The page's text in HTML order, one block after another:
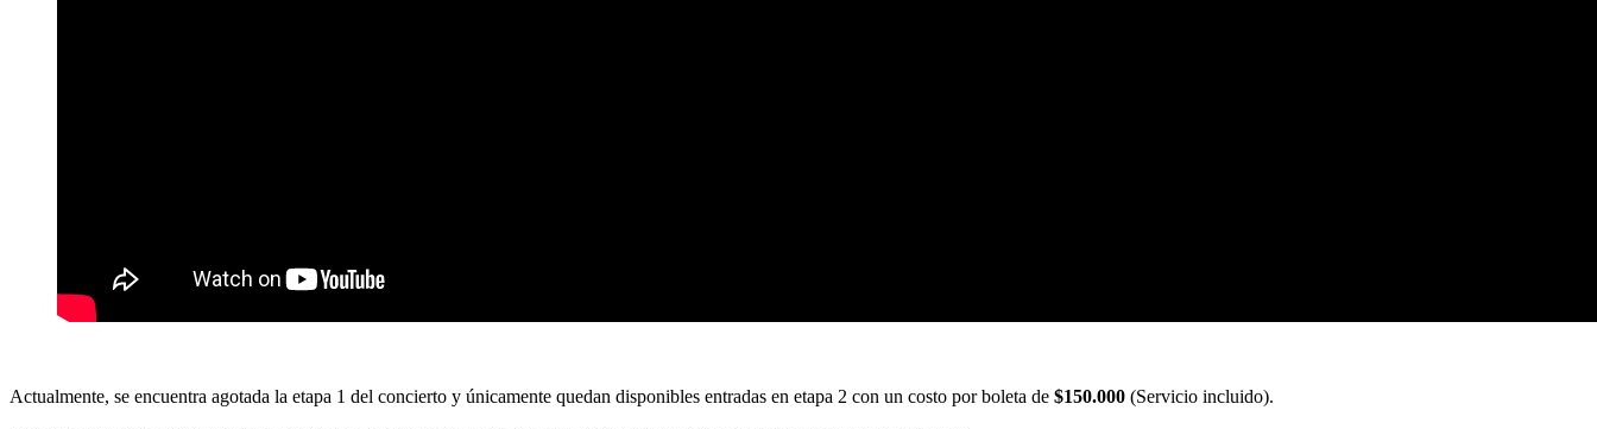
Actualmente, se encuentra agotada la etapa 1 del concierto y únicamente quedan disponibles entradas en etapa 2 con un costo por boleta de $150.000 (Servicio incluido).